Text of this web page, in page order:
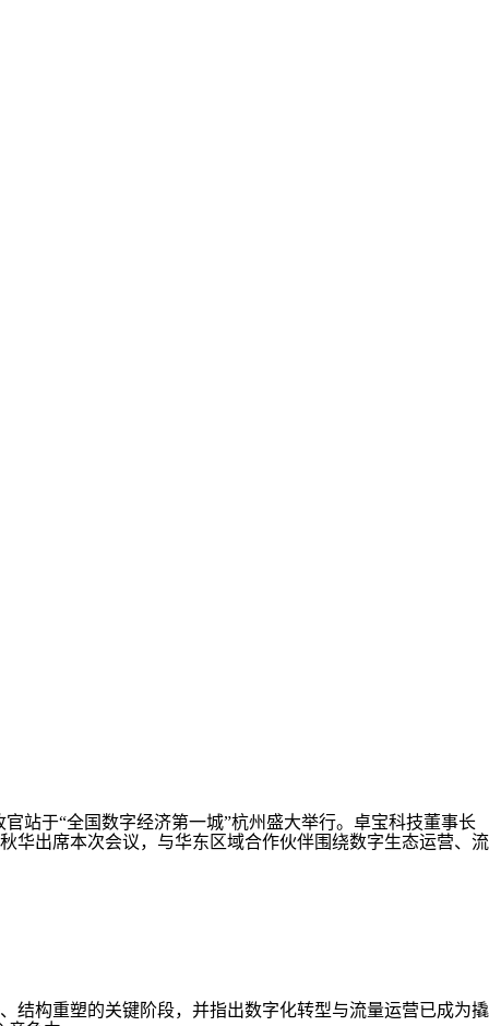
站于“全国数字经济第一城”杭州盛大举行。卓宝科技董事长
华出席本次会议，与华东区域合作伙伴围绕数字生态运营、流
构重塑的关键阶段，并指出数字化转型与流量运营已成为撬